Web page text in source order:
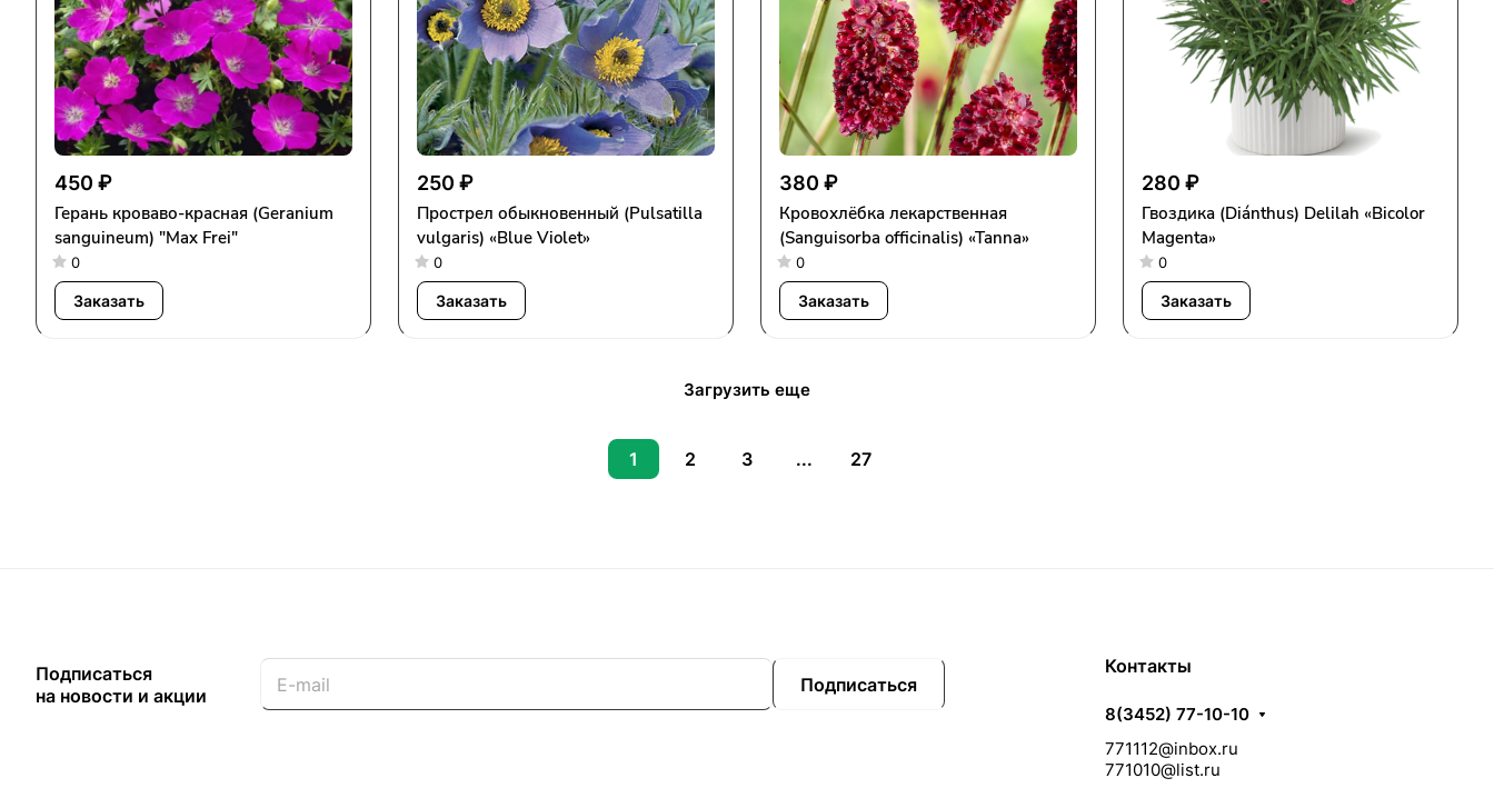
450 ₽
Герань кроваво-красная (Geranium
sanguineum) "Max Frei"
0
Заказать
250 ₽
Прострел обыкновенный (Pulsatilla
vulgaris) «Blue Violet»
0
Заказать
380 ₽
Кровохлёбка лекарственная
(Sanguisorba officinalis) «Tanna»
0
Заказать
280 ₽
Гвоздика (Diánthus) Delilah «Bicolor
Magenta»
0
Заказать
Загрузить еще
1 2 3 ... 27
Подписаться
на новости и акции
Подписаться
Контакты
8(3452) 77-10-10
771112@inbox.ru
771010@list.ru